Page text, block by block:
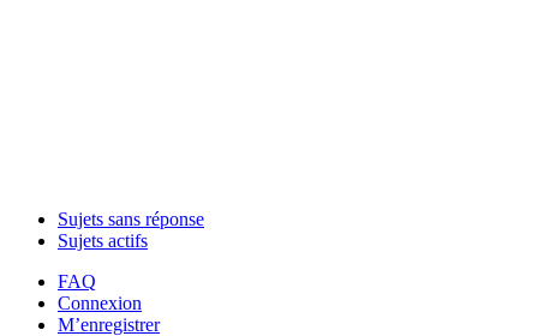
Sujets sans réponse
Sujets actifs
FAQ
Connexion
M’enregistrer